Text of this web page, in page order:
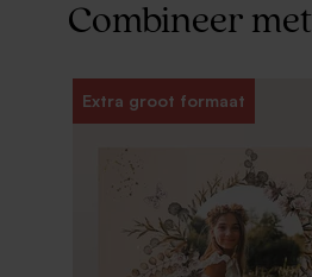
Combineer met
Extra groot formaat